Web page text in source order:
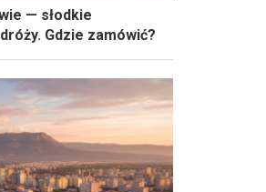
— słodkie
Gdzie zamówić?